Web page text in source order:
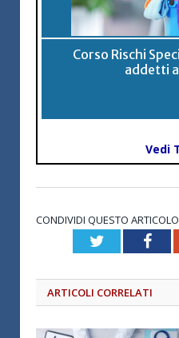
Corso Rischi
addetti
Vedi
CONDIVIDI QUESTO ARTICOLO
Twitter
ARTICOLI CORRELATI